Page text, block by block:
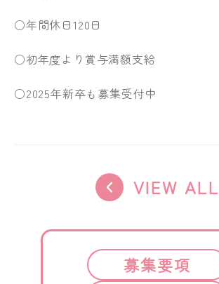
○年間休日120日
○初年度より賞与満額支給
○2025年新卒も募集受付中
VIEW ALL
募集要項